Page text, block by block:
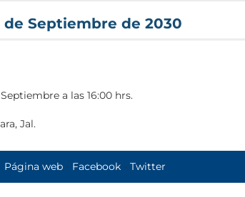
Septiembre de 2030
a las 16:00 hrs.
Jal.
Página web - Facebook - Twitter